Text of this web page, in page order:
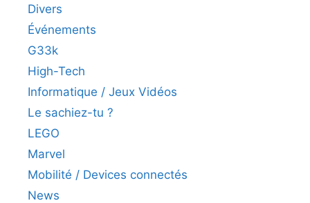
Divers
Événements
G33k
High-Tech
Informatique / Jeux Vidéos
Le sachiez-tu ?
LEGO
Marvel
Mobilité / Devices connectés
News